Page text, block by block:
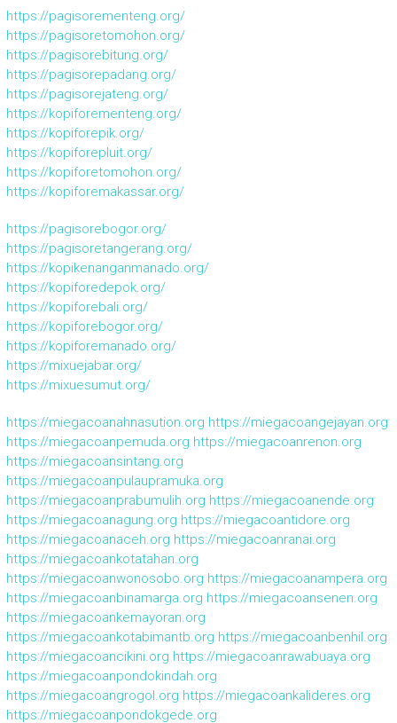
https://pagisorementeng.org/
https://pagisoretomohon.org/
https://pagisorebitung.org/
https://pagisorepadang.org/
https://pagisorejateng.org/
https://kopiforementeng.org/
https://kopiforepik.org/
https://kopiforepluit.org/
https://kopiforetomohon.org/
https://kopiforemakassar.org/
https://pagisorebogor.org/
https://pagisoretangerang.org/
https://kopikenanganmanado.org/
https://kopiforedepok.org/
https://kopiforebali.org/
https://kopiforebogor.org/
https://kopiforemanado.org/
https://mixuejabar.org/
https://mixuesumut.org/
https://miegacoanahnasution.org https://miegacoangejayan.org
https://miegacoanpemuda.org https://miegacoanrenon.org
https://miegacoansintang.org
https://miegacoanpulaupramuka.org
https://miegacoanprabumulih.org https://miegacoanende.org
https://miegacoanagung.org https://miegacoantidore.org
https://miegacoanaceh.org https://miegacoanranai.org
https://miegacoankotatahan.org
https://miegacoanwonosobo.org https://miegacoanampera.org
https://miegacoanbinamarga.org https://miegacoansenen.org
https://miegacoankemayoran.org
https://miegacoankotabimantb.org https://miegacoanbenhil.org
https://miegacoancikini.org https://miegacoanrawabuaya.org
https://miegacoanpondokindah.org
https://miegacoangrogol.org https://miegacoankalideres.org
https://miegacoanpondokgede.org